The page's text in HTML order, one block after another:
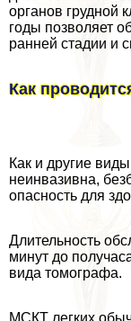
органов грудной
годы позволяет
ранней стадии и
Как
Как и другие
неинвазивна,
опасность для
Длительность
минут до
вида томографа.